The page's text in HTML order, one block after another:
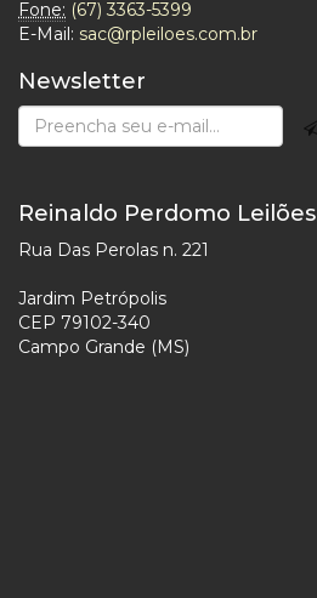
Fone: (67) 3363-5399
E-Mail: sac@rpleiloes.com.br
Newsletter
Reinaldo Perdomo Leilões
Rua Das Perolas n. 221
Jardim Petrópolis
CEP 79102-340
Campo Grande (MS)